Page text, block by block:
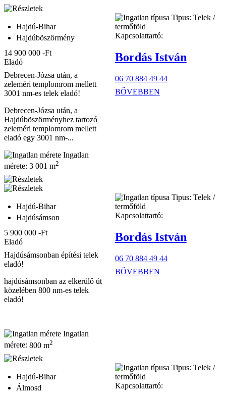
Hajdú-Bihar
Hajdúböszörmény
14 900 000 -Ft
Eladó
Debrecen-Józsa után, a
zeleméri templomrom mellett
3001 nm-es telek eladó!
Debrecen-Józsa után, a
Hajdúböszörményhez tartozó
zeleméri templomrom mellett
eladó egy 3001 nm-...
Ingatlan
mérete: 3 001 m2
Tipus: Telek /
termőföld
Kapcsolattartó:
Bordás István
06 70 884 49 44
BŐVEBBEN
Hajdú-Bihar
Hajdúsámson
5 900 000 -Ft
Eladó
Hajdúsámsonban építési telek
eladó!
hajdúsámsonban az elkerülő út
közelében 800 nm-es telek
eladó!
Ingatlan
mérete: 800 m2
Tipus: Telek /
termőföld
Kapcsolattartó:
Bordás István
06 70 884 49 44
BŐVEBBEN
Hajdú-Bihar
Álmosd
Tipus: Telek /
termőföld
Kapcsolattartó: